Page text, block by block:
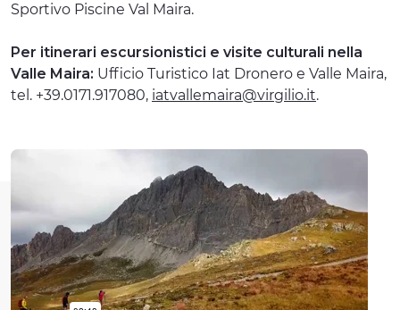
Sportivo Piscine Val Maira.
Per itinerari escursionistici e visite culturali nella
Valle Maira: Ufficio Turistico Iat Dronero e Valle Maira,
tel. +39.0171.917080, iatvallemaira@virgilio.it.